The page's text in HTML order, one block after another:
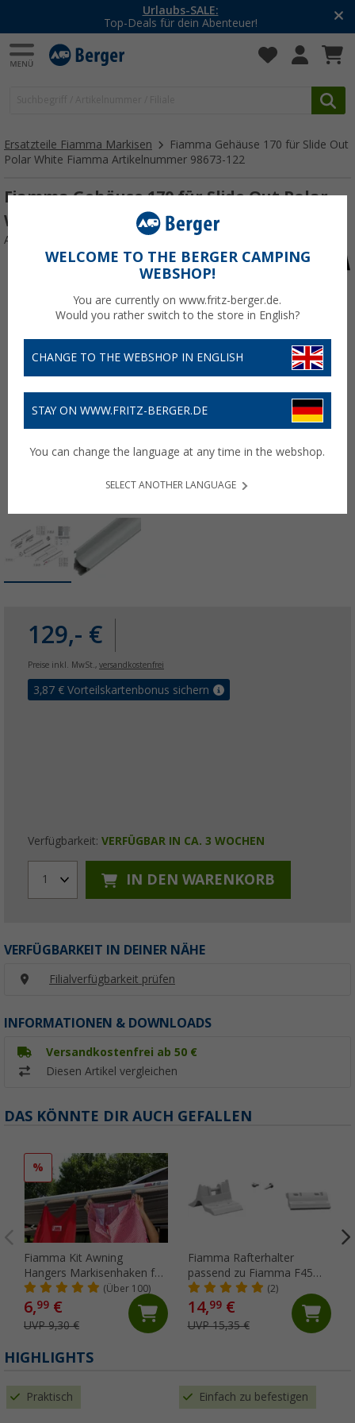
Urlaubs-SALE:
Top-Deals für dein Abenteuer!
Ersatzteile Fiamma Markisen
Fiamma Gehäuse 170 für Slide Out
Polar White Fiamma Artikelnummer 98673-122
Fiamma Gehäuse 170 für Slide Out Polar
White Fiamma Artikelnummer 98673-122
Art.-Nr.: 204197
129,- €
Preise inkl. MwSt., versandkostenfrei
3,87 € Vorteilskartenbonus sichern
Verfügbarkeit: VERFÜGBAR IN CA. 3 WOCHEN
1 IN DEN WARENKORB
VERFÜGBARKEIT IN DEINER NÄHE
Filialverfügbarkeit prüfen
INFORMATIONEN & DOWNLOADS
Versandkostenfrei ab 50 €
Diesen Artikel vergleichen
DAS KÖNNTE DIR AUCH GEFALLEN
%
Fiamma Kit Awning
Hangers Markisenhaken für
die Kederschiene(Über 100)
6,99 €
UVP 9,30 €
Fiamma Rafterhalter
passend zu Fiamma F45
S/L / ZIP
(2)
14,99€
UVP 15,35 €
HIGHLIGHTS
Praktisch Einfach zu befestigen
WELCOME TO THE BERGER CAMPING
WEBSHOP!
You are currently on www.fritz-berger.de.
Would you rather switch to the store in English?
CHANGE TO THE WEBSHOP IN ENGLISH
STAY ON WWW.FRITZ-BERGER.DE
You can change the language at any time in the webshop.
SELECT ANOTHER LANGUAGE